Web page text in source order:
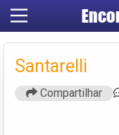
Santarelli
Compartilhar